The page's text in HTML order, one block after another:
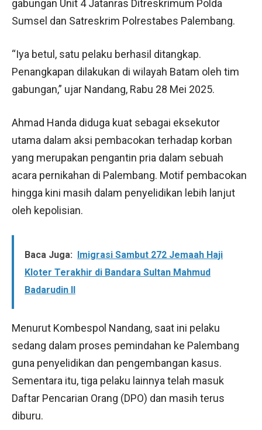
gabungan Unit 4 Jatanras Ditreskrimum Polda
Sumsel dan Satreskrim Polrestabes Palembang.
“Iya betul, satu pelaku berhasil ditangkap.
Penangkapan dilakukan di wilayah Batam oleh tim
gabungan,” ujar Nandang, Rabu 28 Mei 2025.
Ahmad Handa diduga kuat sebagai eksekutor
utama dalam aksi pembacokan terhadap korban
yang merupakan pengantin pria dalam sebuah
acara pernikahan di Palembang. Motif pembacokan
hingga kini masih dalam penyelidikan lebih lanjut
oleh kepolisian.
Baca Juga: Imigrasi Sambut 272 Jemaah Haji
Kloter Terakhir di Bandara Sultan Mahmud
Badarudin II
Menurut Kombespol Nandang, saat ini pelaku
sedang dalam proses pemindahan ke Palembang
guna penyelidikan dan pengembangan kasus.
Sementara itu, tiga pelaku lainnya telah masuk
Daftar Pencarian Orang (DPO) dan masih terus
diburu.